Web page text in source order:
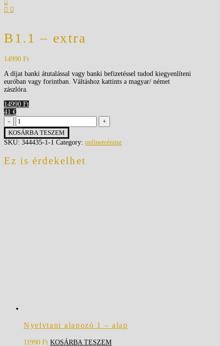
B1.1 – extra
14990 Ft
A díjat banki átutalással vagy banki befizetéssel tudod kiegyenlíteni
euróban vagy forintban. Váltáshoz kattints a magyar/ német
zászlóra.
14990 Ft
41 €
-
B1.1
-
extra
quantity
+
KOSÁRBA TESZEM
SKU: 344435-1-1 Category: onlinetréning
Ez is érdekelhet
Nyelvtani alapozó 1 – alap
11990 Ft KOSÁRBA TESZEM